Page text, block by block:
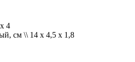
4
см \\ 14 х 4,5 х 1,8